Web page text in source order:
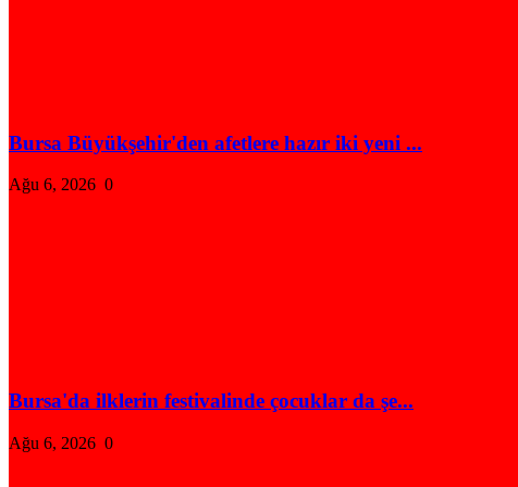
Bursa Büyükşehir'den afetlere hazır iki yeni ...
Ağu 6, 2026 0
Bursa'da ilklerin festivalinde çocuklar da şe...
Ağu 6, 2026 0